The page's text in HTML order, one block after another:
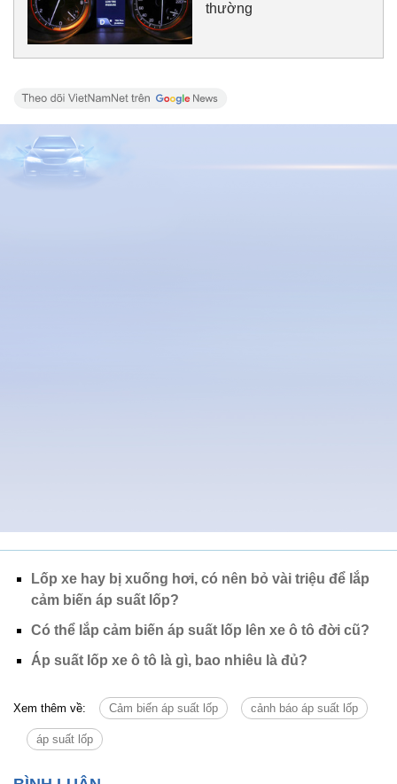
thường
Lốp xe hay bị xuống hơi, có nên bỏ vài triệu để lắp
cảm biến áp suất lốp?
Có thể lắp cảm biến áp suất lốp lên xe ô tô đời cũ?
Áp suất lốp xe ô tô là gì, bao nhiêu là đủ?
Xem thêm về: Cảm biến áp suất lốp cảnh báo áp suất lốp
áp suất lốp